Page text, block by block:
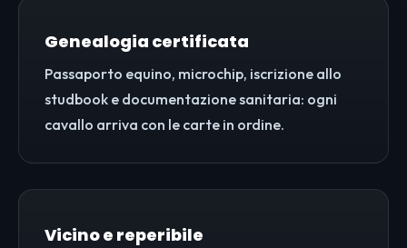
Genealogia certificata
Passaporto equino, microchip, iscrizione allo
studbook e documentazione sanitaria: ogni
cavallo arriva con le carte in ordine.
Vicino e reperibile